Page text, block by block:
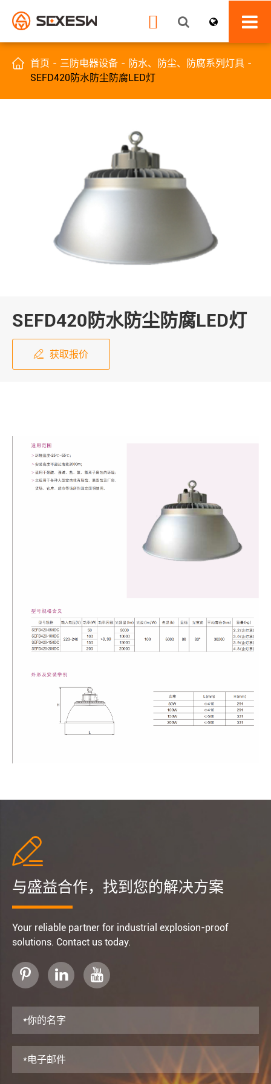

 首页 三防电器设备
防水、防尘、防腐系列灯具
SEFD420防水防尘防腐LED灯
SEFD420防水防尘防腐LED灯
 获取报价

与盛益合作，找到您的解决方案
Your reliable partner for industrial explosion-proof
solutions. Contact us today.